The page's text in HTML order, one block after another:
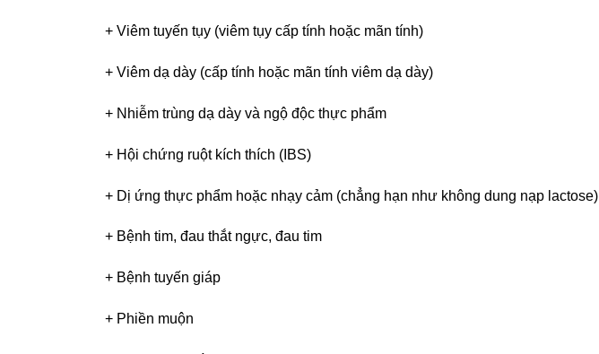
+ Viêm tuyến tụy (viêm tụy cấp tính hoặc mãn tính)
+ Viêm dạ dày (cấp tính hoặc mãn tính viêm dạ dày)
+ Nhiễm trùng dạ dày và ngộ độc thực phẩm
+ Hội chứng ruột kích thích (IBS)
+ Dị ứng thực phẩm hoặc nhạy cảm (chẳng hạn như không dung nạp lactose)
+ Bệnh tim, đau thắt ngực, đau tim
+ Bệnh tuyến giáp
+ Phiền muộn